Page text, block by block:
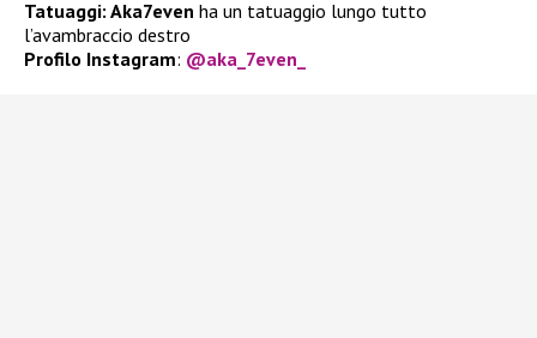
Tatuaggi: Aka7even ha un tatuaggio lungo tutto
l’avambraccio destro
Profilo Instagram: @aka_7even_